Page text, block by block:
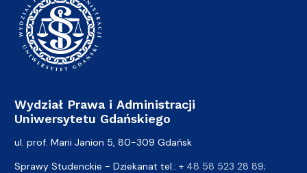
Wydział Prawa i Administracji
Uniwersytetu Gdańskiego
ul. prof. Marii Janion 5, 80-309 Gdańsk
Sprawy Studenckie - Dziekanat tel.: + 48 58 523 28 89;